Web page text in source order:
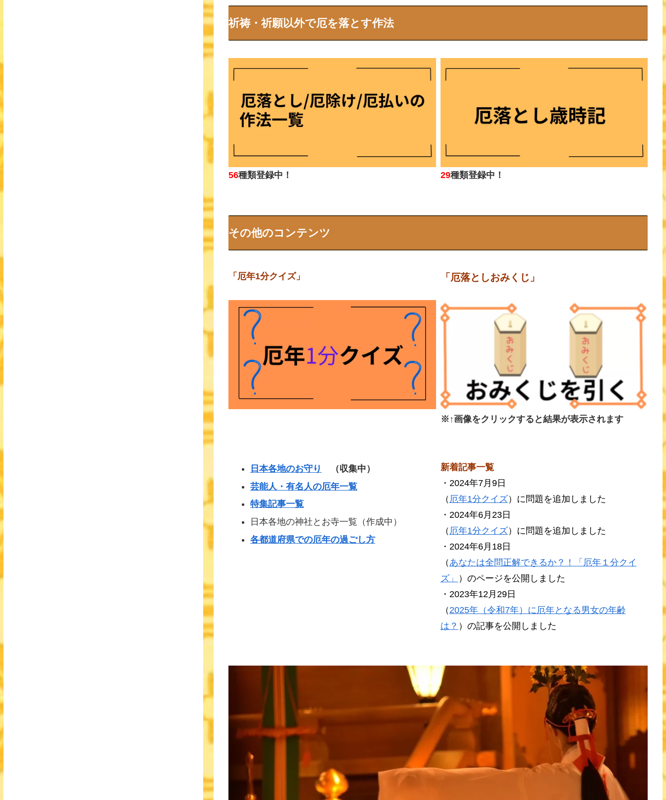
祈祷・祈願以外で厄を落とす作法
56種類登録中！ 29種類登録中！
その他のコンテンツ
「厄年1分クイズ」 「厄落としおみくじ」
※↑画像をクリックすると結果が表示されます
日本各地のお守り
（収集中）
芸能人・有名人の厄年一覧
特集記事一覧
日本各地の神社とお寺一覧（作成中）
各都道府県での厄年の過ごし方
新着記事一覧
・2024年7月9日
（ 厄年1分クイズ）に問題を追加しました
・2024年6月23日
（ 厄年1分クイズ）に問題を追加しました
・2024年6月18日
（ あなたは全問正解できるか？！「厄年１分クイ
ズ」
）のページを公開しました
・2023年12月29日
（ 2025年（令和7年）に厄年となる男女の年齢
は？ ）の記事を公開しました